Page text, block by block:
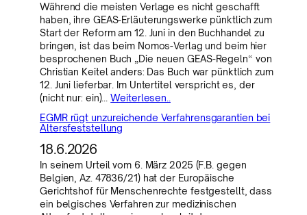
Während die meisten Verlage es nicht geschafft
haben, ihre GEAS-Erläuterungswerke pünktlich zum
Start der Reform am 12. Juni in den Buchhandel zu
bringen, ist das beim Nomos-Verlag und beim hier
besprochenen Buch „Die neuen GEAS-Regeln“ von
Christian Keitel anders: Das Buch war pünktlich zum
12. Juni lieferbar. Im Untertitel verspricht es, der
(nicht nur: ein)…Weiterlesen..
EGMR rügt unzureichende Verfahrensgarantien bei
Altersfeststellung
18.6.2026
In seinem Urteil vom 6. März 2025 (F.B. gegen
Belgien, Az. 47836/21) hat der Europäische
Gerichtshof für Menschenrechte festgestellt, dass
ein belgisches Verfahren zur medizinischen